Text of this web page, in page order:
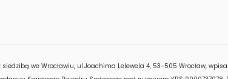
we Wrocławiu, ul.Joachima Lelewela 4, 53-505 Wrocław,